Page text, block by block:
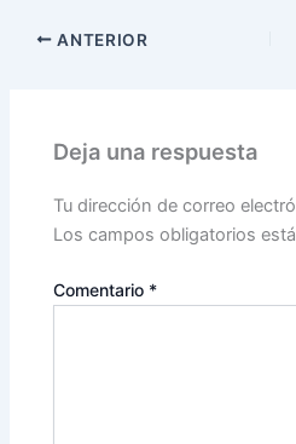
ANTERIOR
Deja una respuesta
Tu dirección de correo
Los campos obligatorios
Comentario *